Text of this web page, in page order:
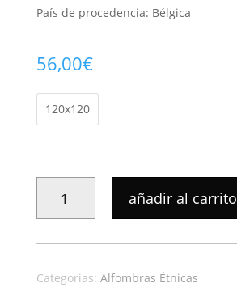
País de procedencia: Bélgica
56,00€
120x120
ÉTNICA
SILVANA
LINO
686
añadir al carrito
Categorias: Alfombras Étnicas